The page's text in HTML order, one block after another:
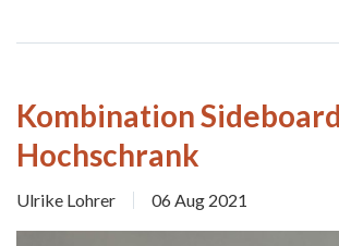
Ulrike Lohrer 06 Aug 2021
Kombination
Hochschrank